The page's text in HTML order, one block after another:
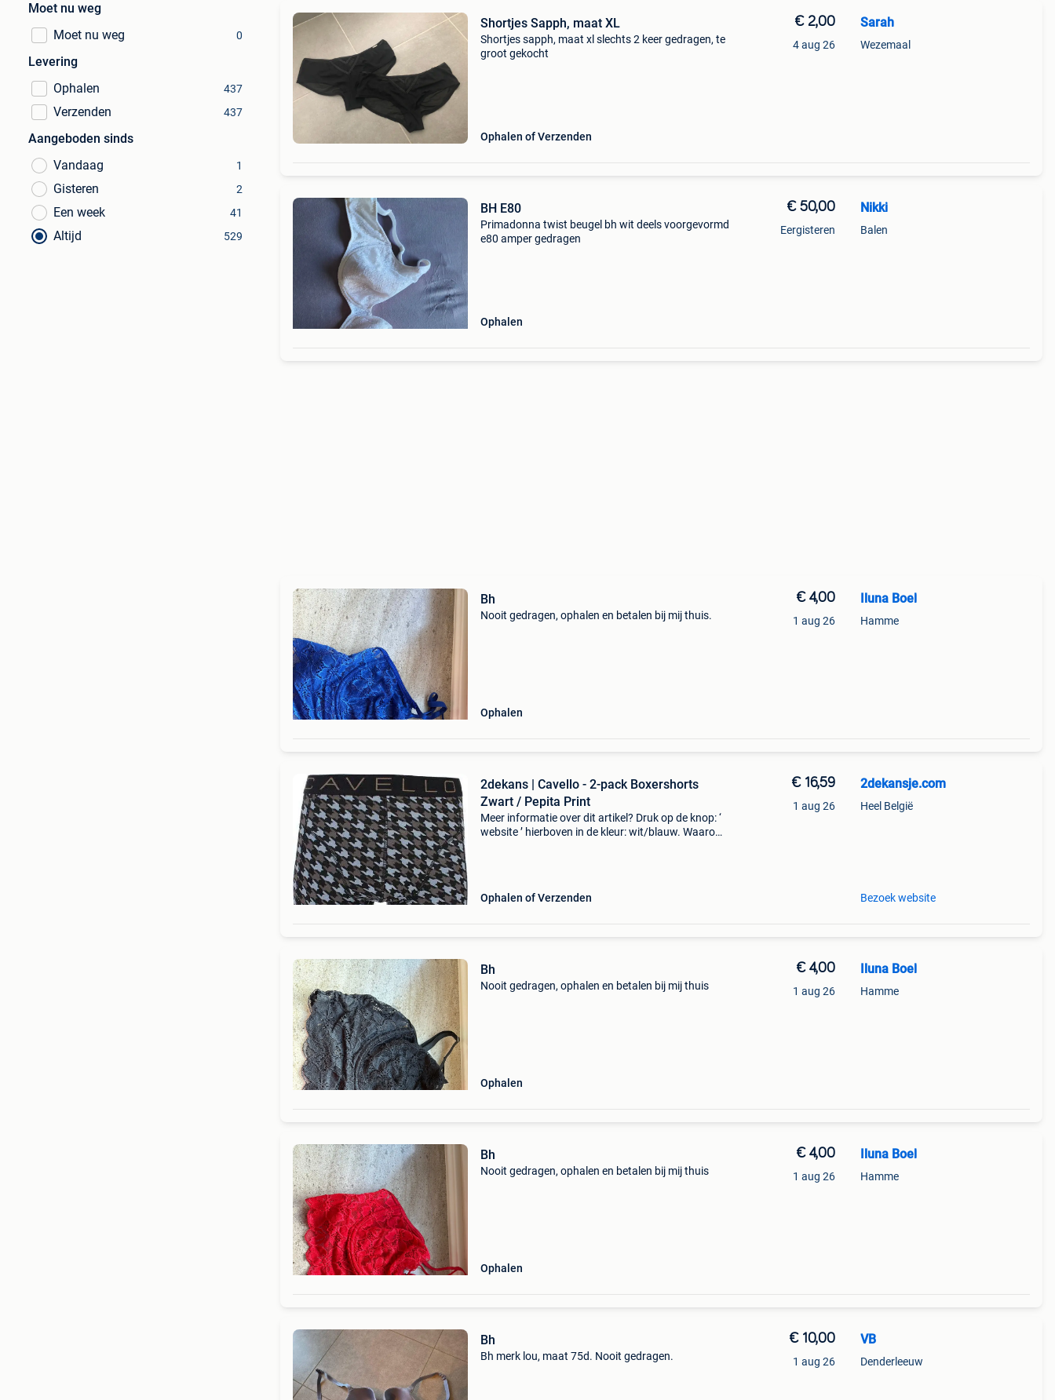
Moet nu weg
Moet nu weg
0
Levering
Ophalen
437
Verzenden 437
Aangeboden sinds
Vandaag
1
Gisteren 2
Een week 41
Altijd 529
Shortjes Sapph, maat XL
Shortjes sapph, maat xl slechts 2 keer gedragen, te
groot gekocht
Ophalen of Verzenden
€ 2,00
4 aug 26
Sarah
Wezemaal
BH E80
Primadonna twist beugel bh wit deels voorgevormd
e80 amper gedragen
Ophalen
€ 50,00
Eergisteren
Nikki
Balen
Bh
Nooit gedragen, ophalen en betalen bij mij thuis.
Ophalen
€ 4,00
1 aug 26
Iluna Boel
Hamme
2dekans | Cavello - 2-pack Boxershorts
Zwart / Pepita Print
Meer informatie over dit artikel? Druk op de knop: ‘
website ’ hierboven in de kleur: wit/blauw. Waarom
Ophalen of Verzenden
€ 16,59
1 aug 26
2dekansje.com
Heel België
Bezoek website
Bh
Nooit gedragen, ophalen en betalen bij mij thuis
Ophalen
€ 4,00
1 aug 26
Iluna Boel
Hamme
Bh
Nooit gedragen, ophalen en betalen bij mij thuis
Ophalen
€ 4,00
1 aug 26
Iluna Boel
Hamme
Bh
Bh merk lou, maat 75d. Nooit gedragen.
€ 10,00
1 aug 26
VB
Denderleeuw